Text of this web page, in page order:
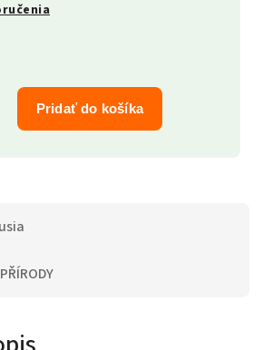
Pridať do košíka